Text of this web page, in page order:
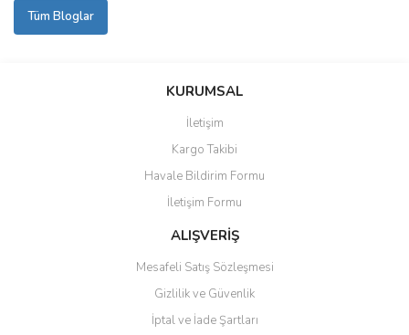
Tüm Bloglar
KURUMSAL
İletişim
Kargo Takibi
Havale Bildirim Formu
İletişim Formu
ALIŞVERİŞ
Mesafeli Satış Sözleşmesi
Gizlilik ve Güvenlik
İptal ve İade Şartları